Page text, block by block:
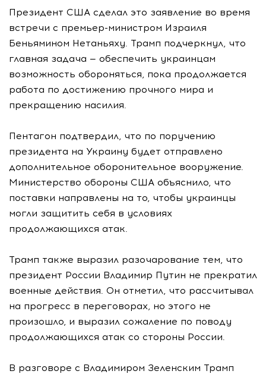
Президент США сделал это заявление во время
встречи с премьер-министром Израиля
Беньямином Нетаньяху. Трамп подчеркнул, что
главная задача — обеспечить украинцам
возможность обороняться, пока продолжается
работа по достижению прочного мира и
прекращению насилия.
Пентагон подтвердил, что по поручению
президента на Украину будет отправлено
дополнительное оборонительное вооружение.
Министерство обороны США объяснило, что
поставки направлены на то, чтобы украинцы
могли защитить себя в условиях
продолжающихся атак.
Трамп также выразил разочарование тем, что
президент России Владимир Путин не прекратил
военные действия. Он отметил, что рассчитывал
на прогресс в переговорах, но этого не
произошло, и выразил сожаление по поводу
продолжающихся атак со стороны России.
В разговоре с Владимиром Зеленским Трамп